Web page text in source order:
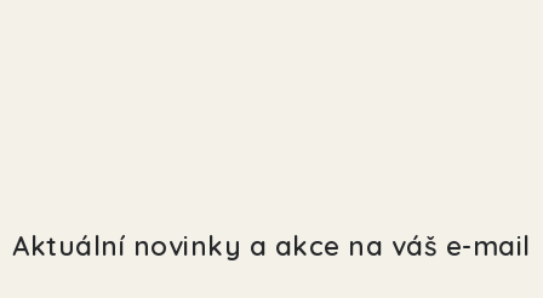
Aktuální novinky a akce na váš e-mail